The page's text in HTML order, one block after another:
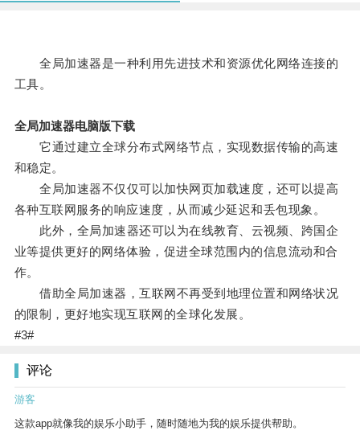
全局加速器是一种利用先进技术和资源优化网络连接的
工具。
全局加速器电脑版下载
它通过建立全球分布式网络节点，实现数据传输的高速
和稳定。
全局加速器不仅仅可以加快网页加载速度，还可以提高
各种互联网服务的响应速度，从而减少延迟和丢包现象。
此外，全局加速器还可以为在线教育、云视频、跨国企
业等提供更好的网络体验，促进全球范围内的信息流动和合
作。
借助全局加速器，互联网不再受到地理位置和网络状况
的限制，更好地实现互联网的全球化发展。
#3#
评论
游客
这款app就像我的娱乐小助手，随时随地为我的娱乐提供帮助。